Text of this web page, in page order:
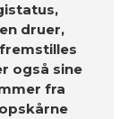
druer,
også sine
fra